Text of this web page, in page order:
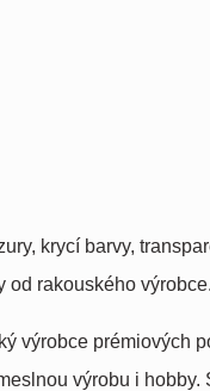
krycí barvy,
od rakouského výrobce.
výrobce prémiových
výrobu i